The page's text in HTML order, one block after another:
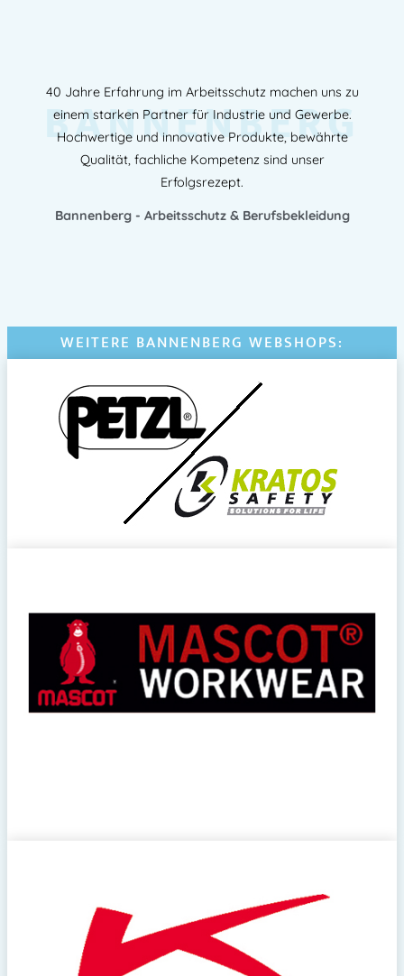
40 Jahre Erfahrung im Arbeitsschutz machen uns zu
einem starken Partner für Industrie und Gewerbe.
Hochwertige und innovative Produkte, bewährte
Qualität, fachliche Kompetenz sind unser
Erfolgsrezept.
Bannenberg - Arbeitsschutz & Berufsbekleidung
BANNENBERG
WEITERE BANNENBERG WEBSHOPS: